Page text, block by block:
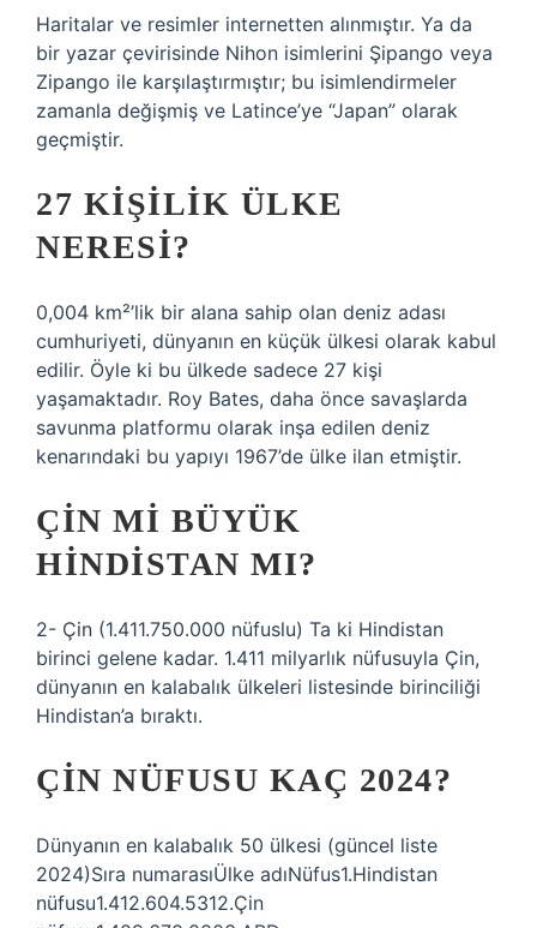
Haritalar ve resimler internetten alınmıştır. Ya da
bir yazar çevirisinde Nihon isimlerini Şipango veya
Zipango ile karşılaştırmıştır; bu isimlendirmeler
zamanla değişmiş ve Latince’ye “Japan” olarak
geçmiştir.
27 KIŞILIK ÜLKE
NERESI?
0,004 km²’lik bir alana sahip olan deniz adası
cumhuriyeti, dünyanın en küçük ülkesi olarak kabul
edilir. Öyle ki bu ülkede sadece 27 kişi
yaşamaktadır. Roy Bates, daha önce savaşlarda
savunma platformu olarak inşa edilen deniz
kenarındaki bu yapıyı 1967’de ülke ilan etmiştir.
ÇIN MI BÜYÜK
HINDISTAN MI?
2- Çin (1.411.750.000 nüfuslu) Ta ki Hindistan
birinci gelene kadar. 1.411 milyarlık nüfusuyla Çin,
dünyanın en kalabalık ülkeleri listesinde birinciliği
Hindistan’a bıraktı.
ÇIN NÜFUSU KAÇ 2024?
Dünyanın en kalabalık 50 ülkesi (güncel liste
2024)Sıra numarasıÜlke adıNüfus1.Hindistan
nüfusu1.412.604.5312.Çin